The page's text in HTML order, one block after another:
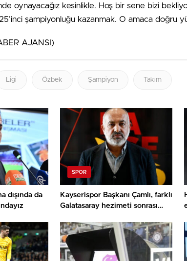
oynayacağız kesinlikle. Hoş bir sene bizi
şampiyonluğu kazanmak. O amaca doğru
AJANSI)
Ligi Özbek Şampiyon Takım
dışında da
SPOR
Kayserispor Başkanı Çamlı, farklı
Galatasaray hezimeti sonrası